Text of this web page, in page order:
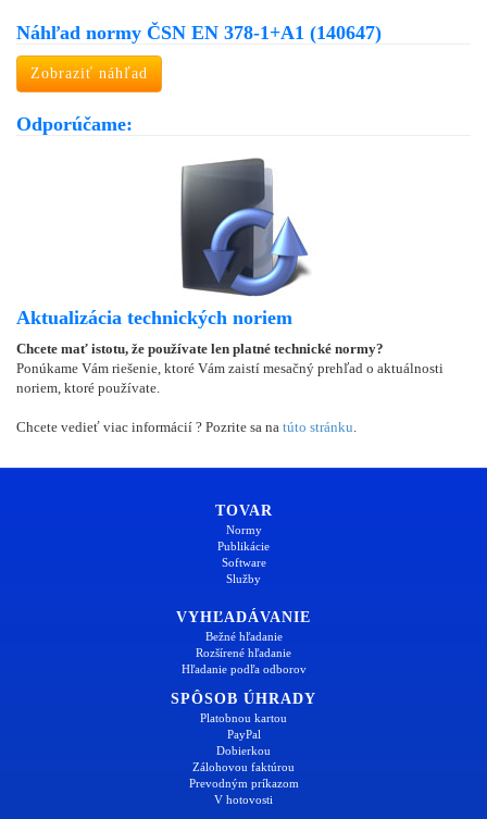
Náhľad normy ČSN EN 378-1+A1 (140647)
Zobraziť náhľad
Odporúčame:
Aktualizácia technických noriem
Chcete mať istotu, že používate len platné technické normy?
Ponúkame Vám riešenie, ktoré Vám zaistí mesačný prehľad o aktuálnosti
noriem, ktoré používate.
Chcete vedieť viac informácií ? Pozrite sa na túto stránku
TOVAR
Normy
Publikácie
Software
Služby
VYHĽADÁVANIE
Bežné hľadanie
Rozšírené hľadanie
Hľadanie podľa odborov
SPÔSOB ÚHRADY
Platobnou kartou
PayPal
Dobierkou
Zálohovou faktúrou
Prevodným príkazom
V hotovosti